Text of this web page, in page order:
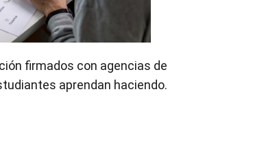
firmados con agencias de
aprendan haciendo.